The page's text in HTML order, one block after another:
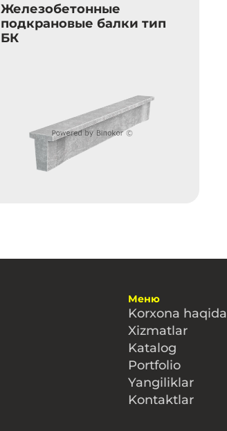
Железобетонные
подкрановые балки тип
БК
Меню
Korxona haqida
Xizmatlar
Katalog
Portfolio
Yangiliklar
Kontaktlar